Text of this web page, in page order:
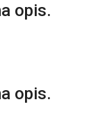
opis.
opis.